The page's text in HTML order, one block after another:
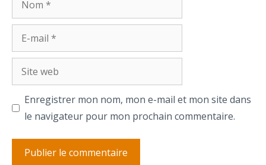
mail
Site
web
Enregistrer mon nom, mon e-mail et mon site dans
le navigateur pour mon prochain commentaire.